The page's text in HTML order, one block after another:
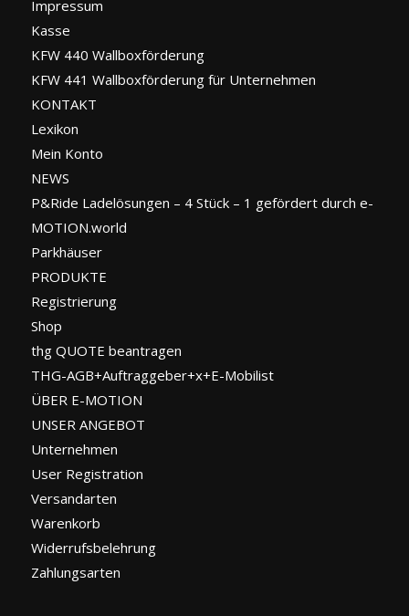
Impressum
Kasse
KFW 440 Wallboxförderung
KFW 441 Wallboxförderung für Unternehmen
KONTAKT
Lexikon
Mein Konto
NEWS
P&Ride Ladelösungen – 4 Stück – 1 gefördert durch e-
MOTION.world
Parkhäuser
PRODUKTE
Registrierung
Shop
thg QUOTE beantragen
THG-AGB+Auftraggeber+x+E-Mobilist
ÜBER E-MOTION
UNSER ANGEBOT
Unternehmen
User Registration
Versandarten
Warenkorb
Widerrufsbelehrung
Zahlungsarten